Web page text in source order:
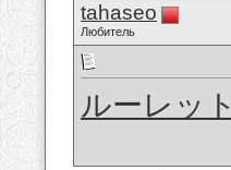
tahaseo
Любитель
ルーレット